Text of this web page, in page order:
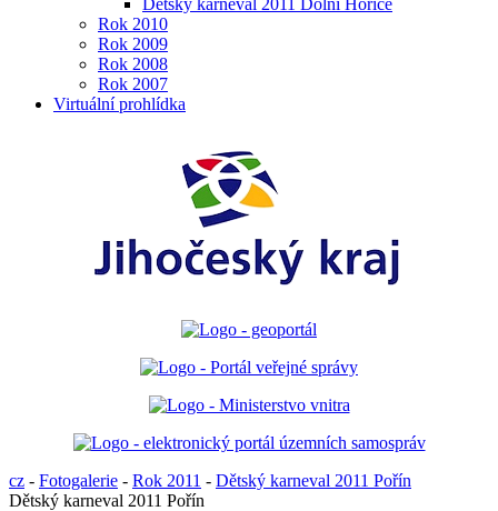
Dětský karneval 2011 Dolní Hořice
Rok 2010
Rok 2009
Rok 2008
Rok 2007
Virtuální prohlídka
cz - Fotogalerie - Rok 2011 - Dětský karneval 2011 Pořín
Dětský karneval 2011 Pořín